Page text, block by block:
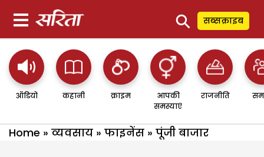
⚲ सब्सक्राइब
ऑडियो कहानी क्राइम
आपकी
समस्याएं
राजनीति
Home » व्यवसाय » फाइनेंस » पूंजी बाजार